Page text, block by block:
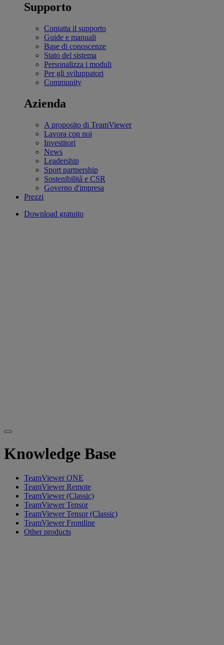
Supporto
Contatta il supporto
Guide e manuali
Base di conoscenze
Stato del sistema
Personalizza i moduli
Per gli sviluppatori
Community
Azienda
A proposito di TeamViewer
Lavora con noi
Investitori
News
Leadership
Sport partnership
Sostenibilità e CSR
Governo d'impresa
Prezzi
Download gratuito
Knowledge Base
TeamViewer ONE
TeamViewer Remote
TeamViewer (Classic)
TeamViewer Tensor
TeamViewer Tensor (Classic)
TeamViewer Frontline
Other products